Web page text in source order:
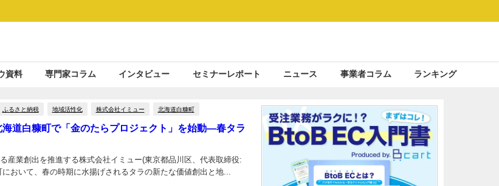
資料 専門家コラム インタビュー セミナーレポート ニュース 事業者コラム ランキング
ふるさと納税 地域活性化 株式会社イミュー 北海道白糠町
道白糠町で「金のたらプロジェクト」を始動―春タラ
産業創出を推進する株式会社イミュー(東京都品川区、代表取締役:
おいて、春の時期に水揚げされるタラの新たな価値創出と地...